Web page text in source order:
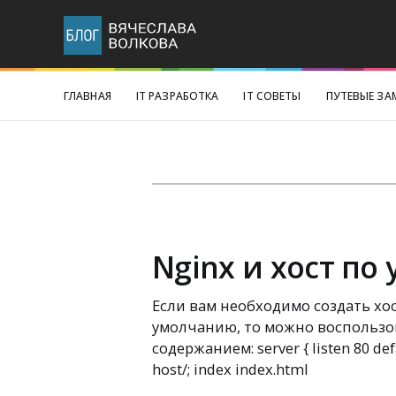
ГЛАВНАЯ IT РАЗРАБОТКА IT СОВЕТЫ ПУТЕВЫЕ
Nginx и хост
Если вам необходимо создать
умолчанию, то можно
содержанием: server { listen 80
host/; index index.html